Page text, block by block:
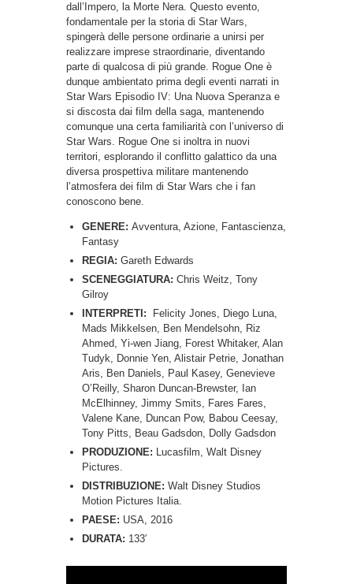
dall’Impero, la Morte Nera. Questo evento,
fondamentale per la storia di Star Wars,
spingerà delle persone ordinarie a unirsi per
realizzare imprese straordinarie, diventando
parte di qualcosa di più grande. Rogue One è
dunque ambientato prima degli eventi narrati in
Star Wars Episodio IV: Una Nuova Speranza e
si discosta dai film della saga, mantenendo
comunque una certa familiarità con l’universo di
Star Wars. Rogue One si inoltra in nuovi
territori, esplorando il conflitto galattico da una
diversa prospettiva militare mantenendo
l’atmosfera dei film di Star Wars che i fan
conoscono bene.
GENERE: Avventura, Azione, Fantascienza,
Fantasy
REGIA: Gareth Edwards
SCENEGGIATURA: Chris Weitz, Tony
Gilroy
INTERPRETI:
Felicity Jones, Diego Luna,
Mads Mikkelsen, Ben Mendelsohn, Riz
Ahmed, Yi-wen Jiang, Forest Whitaker, Alan
Tudyk, Donnie Yen, Alistair Petrie, Jonathan
Aris, Ben Daniels, Paul Kasey, Genevieve
O’Reilly, Sharon Duncan-Brewster, Ian
McElhinney, Jimmy Smits, Fares Fares,
Valene Kane, Duncan Pow, Babou Ceesay,
Tony Pitts, Beau Gadsdon, Dolly Gadsdon
PRODUZIONE: Lucasfilm, Walt Disney
Pictures.
DISTRIBUZIONE: Walt Disney Studios
Motion Pictures Italia.
PAESE: USA, 2016
DURATA: 133′